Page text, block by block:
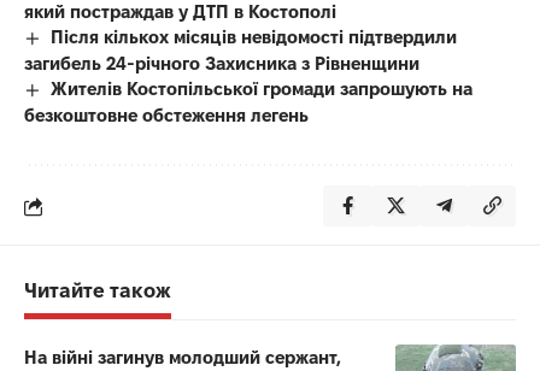
який постраждав у ДТП в Костополі
Після кількох місяців невідомості підтвердили
загибель 24-річного Захисника з Рівненщини
Жителів Костопільської громади запрошують на
безкоштовне обстеження легень
Читайте також
На війні загинув молодший сержант,